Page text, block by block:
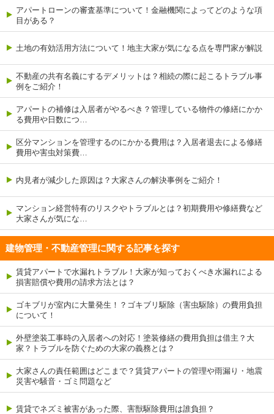
アパートローンの審査基準について！金融機関によってどのような項
目がある？
土地の有効活用方法について！地主大家が気になる点を専門家が解説
不動産の共有名義にするデメリットは？相続の際に起こるトラブル事
例をご紹介！
アパートの補修は入居者がやるべき？管理している物件の修繕にかか
る費用や日数につ…
区分マンションを管理するのにかかる費用は？入居者退去による修繕
費用や害虫対策費…
内見者が減少した原因は？大家さんの解決事例をご紹介！
マンション経営特有のリスクやトラブルとは？初期費用や修繕費など
大家さんが気にな…
建物管理・不動産管理に関する記事を探す
賃貸アパートで水漏れトラブル！大家が知っておくべき水漏れによる
損害賠償や費用の請求方法とは？
ゴキブリが室内に大量発生！？ゴキブリ駆除（害虫駆除）の費用負担
について！
外壁塗装工事時の入居者への対応！塗装修繕の費用負担は借主？大
家？トラブルを防ぐための大家の義務とは？
大家さんの責任範囲はどこまで？賃貸アパートの管理や雨漏り・地震
災害や騒音・ゴミ問題など
賃貸でネズミ被害があった際、害獣駆除費用は誰負担？